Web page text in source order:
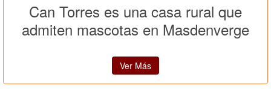
Can Torres es una casa rural que
admiten mascotas en Masdenverge
Ver Más